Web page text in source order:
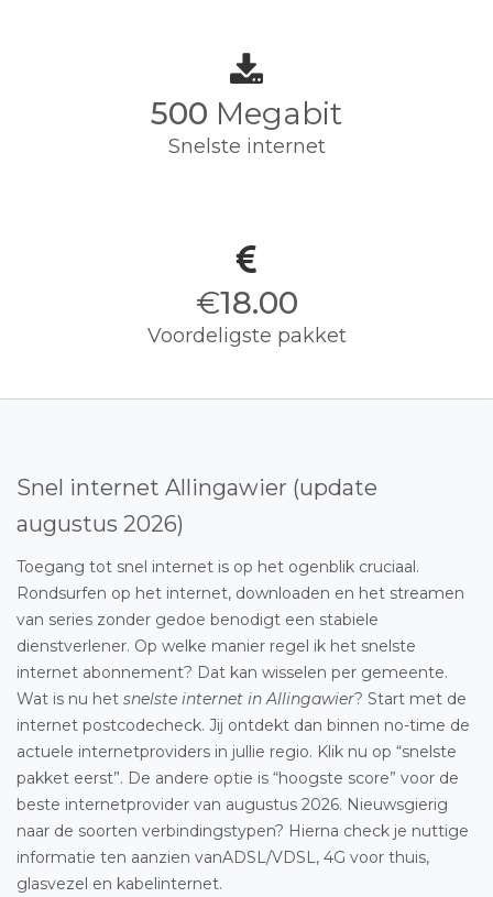
500 Megabit
Snelste internet
€18.00
Voordeligste pakket
Snel internet Allingawier (update
augustus 2026)
Toegang tot snel internet is op het ogenblik cruciaal.
Rondsurfen op het internet, downloaden en het streamen
van series zonder gedoe benodigt een stabiele
dienstverlener. Op welke manier regel ik het snelste
internet abonnement? Dat kan wisselen per gemeente.
Wat is nu het snelste internet in Allingawier? Start met de
internet postcodecheck. Jij ontdekt dan binnen no-time de
actuele internetproviders in jullie regio. Klik nu op “snelste
pakket eerst”. De andere optie is “hoogste score” voor de
beste internetprovider van augustus 2026. Nieuwsgierig
naar de soorten verbindingstypen? Hierna check je nuttige
informatie ten aanzien vanADSL/VDSL, 4G voor thuis,
glasvezel en kabelinternet.